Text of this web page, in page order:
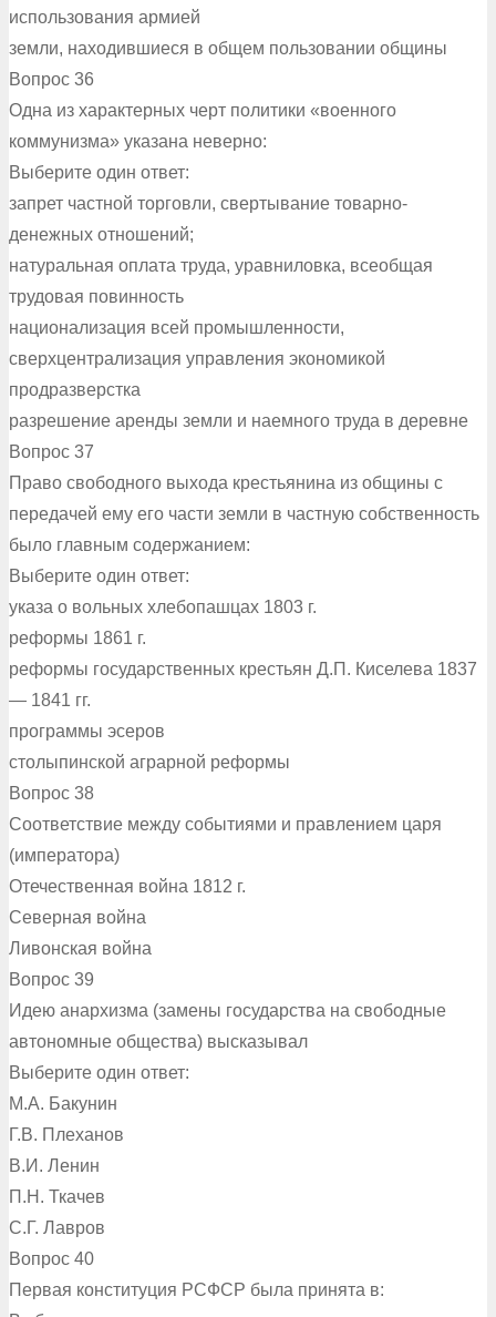
использования армией
земли, находившиеся в общем пользовании общины
Вопрос 36
Одна из характерных черт политики «военного
коммунизма» указана неверно:
Выберите один ответ:
запрет частной торговли, свертывание товарно-
денежных отношений;
натуральная оплата труда, уравниловка, всеобщая
трудовая повинность
национализация всей промышленности,
сверхцентрализация управления экономикой
продразверстка
разрешение аренды земли и наемного труда в деревне
Вопрос 37
Право свободного выхода крестьянина из общины с
передачей ему его части земли в частную собственность
было главным содержанием:
Выберите один ответ:
указа о вольных хлебопашцах 1803 г.
реформы 1861 г.
реформы государственных крестьян Д.П. Киселева 1837
— 1841 гг.
программы эсеров
столыпинской аграрной реформы
Вопрос 38
Соответствие между событиями и правлением царя
(императора)
Отечественная война 1812 г.
Северная война
Ливонская война
Вопрос 39
Идею анархизма (замены государства на свободные
автономные общества) высказывал
Выберите один ответ:
М.А. Бакунин
Г.В. Плеханов
В.И. Ленин
П.Н. Ткачев
С.Г. Лавров
Вопрос 40
Первая конституция РСФСР была принята в: